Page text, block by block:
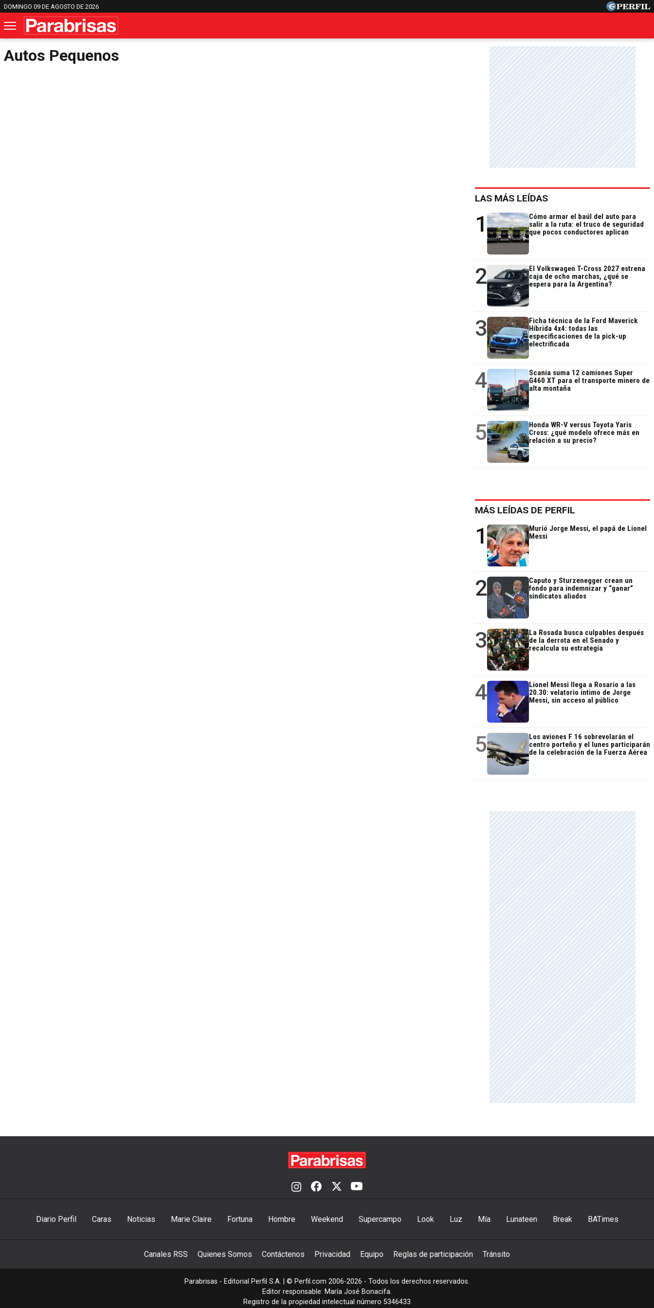
DOMINGO 09 DE AGOSTO DE 2026
Autos Pequenos
LAS MÁS LEÍDAS
1
Cómo armar el baúl del auto para
salir a la ruta: el truco de seguridad
que pocos conductores aplican
2
El Volkswagen T-Cross 2027 estrena
caja de ocho marchas, ¿qué se
espera para la Argentina?
3
Ficha técnica de la Ford Maverick
Híbrida 4x4: todas las
especificaciones de la pick-up
electrificada
4
Scania suma 12 camiones Super
G460 XT para el transporte minero de
alta montaña
5
Honda WR-V versus Toyota Yaris
Cross: ¿qué modelo ofrece más en
relación a su precio?
MÁS LEÍDAS DE PERFIL
1
Murió Jorge Messi, el papá de Lionel
Messi
2
Caputo y Sturzenegger crean un
fondo para indemnizar y “ganar”
sindicatos aliados
3
La Rosada busca culpables después
de la derrota en el Senado y
recalcula su estrategia
4
Lionel Messi llega a Rosario a las
20.30: velatorio íntimo de Jorge
Messi, sin acceso al público
5
Los aviones F 16 sobrevolarán el
centro porteño y el lunes participarán
de la celebración de la Fuerza Aérea
Diario Perfil Caras Noticias Marie Claire Fortuna Hombre Weekend Supercampo Look Luz Mía Lunateen Break BATimes
Canales RSS Quienes Somos Contáctenos Privacidad Equipo Reglas de participación Tránsito
Parabrisas - Editorial Perfil S.A. | © Perfil.com 2006-2026 - Todos los derechos reservados.
Editor responsable: María José Bonacifa.
Registro de la propiedad intelectual número 5346433